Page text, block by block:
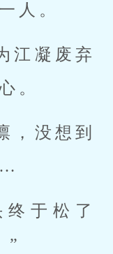
人。
江凝废弃
。
，没想到
于松了
”